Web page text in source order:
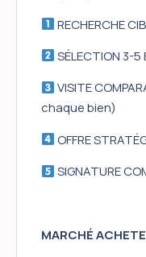
RECHERCHE
SÉLECTION 3-
VISITE
chaque bien)
OFFRE
SIGNATURE
MARCHÉ